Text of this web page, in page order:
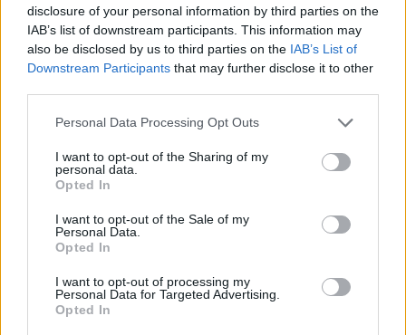
disclosure of your personal information by third parties on the
IAB’s list of downstream participants. This information may
also be disclosed by us to third parties on the IAB’s List of
Downstream Participants that may further disclose it to other
Please note that this website/app uses one or more Google
not limited to your visit or usage behaviour. You may click to
grant or deny consent to Google and its third-party tags to
use your data for below specified purposes in below Google
consent section.
Personal Data Processing Opt Outs
I want to opt-out of the Sharing of my
personal data.
Opted In
I want to opt-out of the Sale of my
Personal Data.
Opted In
I want to opt-out of processing my
Personal Data for Targeted Advertising.
Opted In
Ez a megállapodás nagy lépést
jelent a szabályozott kriptopiac
élvonala felé
Új szakaszba lépett a kriptopiac.